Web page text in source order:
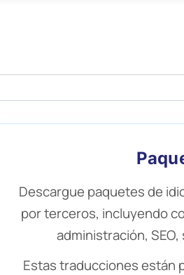
Descargue paquetes de
por terceros, incluyendo
administración,
Estas traducciones están